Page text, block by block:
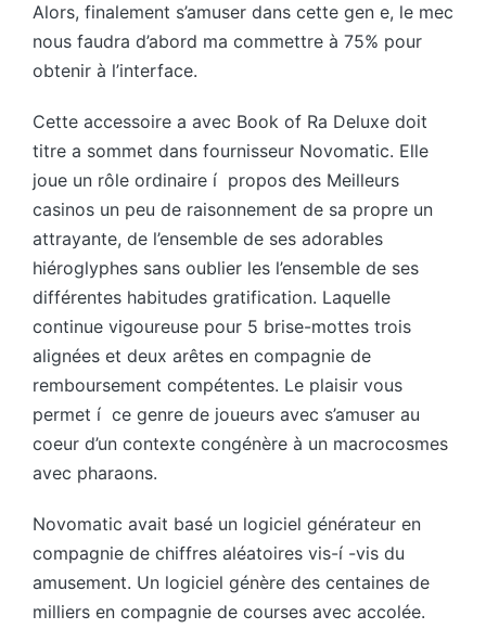
Alors, finalement s’amuser dans cette gen e, le mec
nous faudra d’abord ma commettre à 75% pour
obtenir à l’interface.
Cette accessoire a avec Book of Ra Deluxe doit
titre a sommet dans fournisseur Novomatic. Elle
joue un rôle ordinaire í propos des Meilleurs
casinos un peu de raisonnement de sa propre un
attrayante, de l’ensemble de ses adorables
hiéroglyphes sans oublier les l’ensemble de ses
différentes habitudes gratification. Laquelle
continue vigoureuse pour 5 brise-mottes trois
alignées et deux arêtes en compagnie de
remboursement compétentes. Le plaisir vous
permet í ce genre de joueurs avec s’amuser au
coeur d’un contexte congénère à un macrocosmes
avec pharaons.
Novomatic avait basé un logiciel générateur en
compagnie de chiffres aléatoires vis-í -vis du
amusement. Un logiciel génère des centaines de
milliers en compagnie de courses avec accolée.